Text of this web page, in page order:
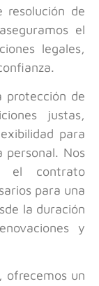
resolución de
el
legales,
protección de
justas,
para
personal. Nos
el contrato
para una
la duración
y
ofrecemos un